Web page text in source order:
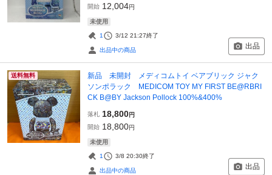
開始 12,004円
未使用
1 3/12 21:27終了
出品中の商品 出品
送料無料
新品 未開封 メディコムトイ ベアブリック ジャク
ソンポラック MEDICOM TOY MY FIRST BE@RBRI
CK B@BY Jackson Pollock 100%&400%
落札 18,800円
開始 18,800円
未使用
1 3/8 20:30終了
出品中の商品 出品